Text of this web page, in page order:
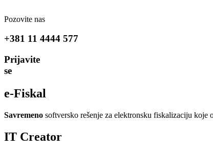
Pozovite nas
+381 11 4444 577
Prijavite
se
e-Fiskal
Savremeno softversko rešenje za elektronsku fiskalizaciju
IT Creator